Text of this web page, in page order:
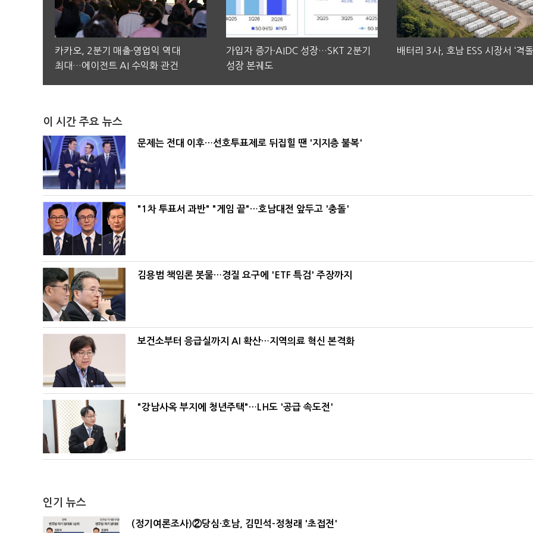
카카오, 2분기 매출·영업익 역대
최대…에이전트 AI 수익화 관건
가입자 증가·AIDC 성장…SKT 2분기
성장 본궤도
배터리 3사, 호남 ESS 시장서 ‘격돌
이 시간 주요 뉴스
문제는 전대 이후…선호투표제로 뒤집힐 땐 '지지층 불복'
"1차 투표서 과반" "게임 끝"…호남대전 앞두고 '충돌'
김용범 책임론 봇물…경질 요구에 'ETF 특검' 주장까지
보건소부터 응급실까지 AI 확산…지역의료 혁신 본격화
"강남사옥 부지에 청년주택"…LH도 '공급 속도전'
인기 뉴스
(정기여론조사)②당심·호남, 김민석-정청래 '초접전'